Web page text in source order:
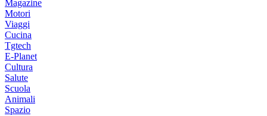
Magazine
Motori
Viaggi
Cucina
Tgtech
E-Planet
Cultura
Salute
Scuola
Animali
Spazio